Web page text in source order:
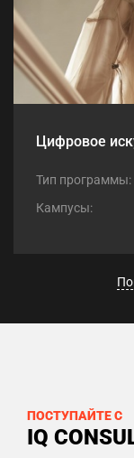
Цифровое
Тип программы:
Кампусы:
ПОСТУПАЙТЕ С
IQ